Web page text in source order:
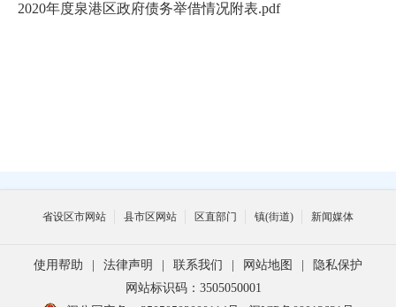
2020年度泉港区政府债务举借情况附表.pdf
省设区市网站 县市区网站 区直部门 镇(街道) 新闻媒体
使用帮助 | 法律声明 | 联系我们 | 网站地图 |
隐私保护
网站标识码：3505050001